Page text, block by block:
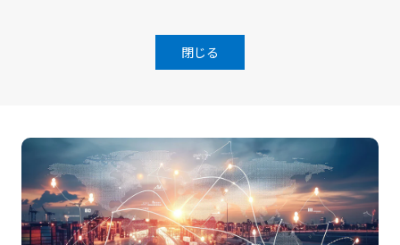
閉じる
きます。家畜の位置や動きをモニタリングし、行動パタ
ーンや健康状態を把握できます。